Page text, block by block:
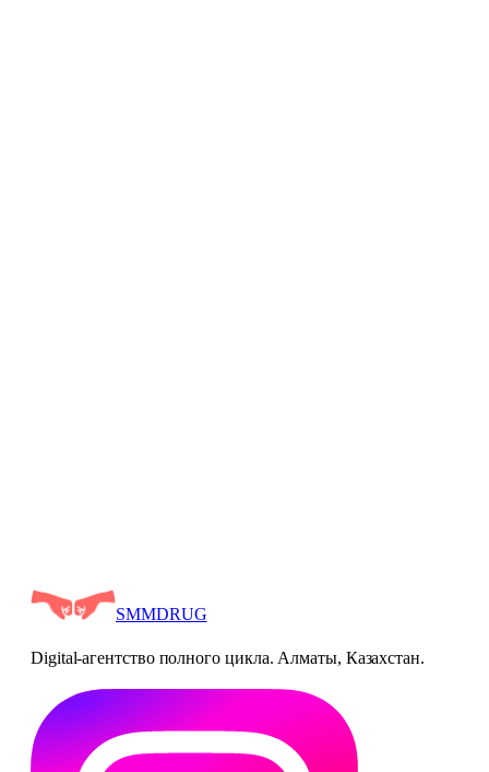
747 242 4739SMMDRUG
Digital-агентство полного цикла. Алматы, Казахстан.